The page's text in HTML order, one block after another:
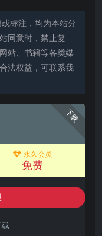
标注，均为本站分
同意时，禁止复
站、书籍等各类媒
法权益，可联系我
下载
永久会员
免费